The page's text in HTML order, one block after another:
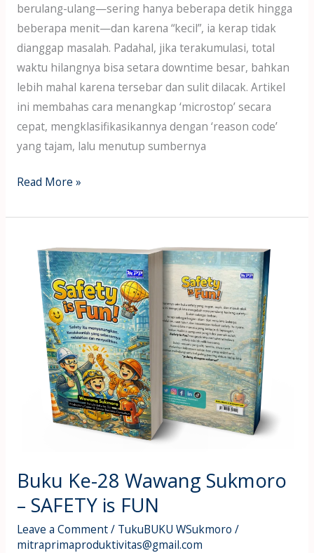
berulang-ulang—sering hanya beberapa detik hingga
beberapa menit—dan karena “kecil”, ia kerap tidak
dianggap masalah. Padahal, jika terakumulasi, total
waktu hilangnya bisa setara downtime besar, bahkan
lebih mahal karena tersebar dan sulit dilacak. Artikel
ini membahas cara menangkap ‘microstop’ secara
cepat, mengklasifikasikannya dengan ‘reason code’
yang tajam, lalu menutup sumbernya
Read More »
Buku Ke-28 Wawang Sukmoro
– SAFETY is FUN
Leave a Comment/ TukuBUKU WSukmoro /
mitraprimaproduktivitas@gmail.com
Wawang
Sukmoro
SAFETY